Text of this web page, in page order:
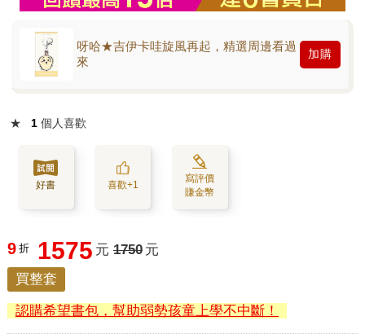
呀哈★吉伊卡哇旋風再起，精選周邊看過
來
加購
★ 1 個人喜歡
好書 喜歡+1
寫評價
賺金幣
9 折 1575 元 1750 元
買整套
認購希望書包，幫助弱勢孩童上學不中斷！